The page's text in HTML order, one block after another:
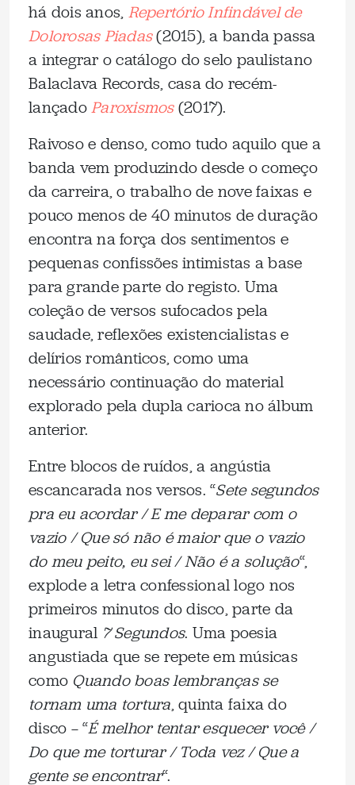
há dois anos, Repertório Infindável de
Dolorosas Piadas(2015), a banda passa
a integrar o catálogo do selo paulistano
Balaclava Records, casa do recém-
lançadoParoxismos (2017).
Raivoso e denso, como tudo aquilo que a
banda vem produzindo desde o começo
da carreira, o trabalho de nove faixas e
pouco menos de 40 minutos de duração
encontra na força dos sentimentos e
pequenas confissões intimistas a base
para grande parte do registo. Uma
coleção de versos sufocados pela
saudade, reflexões existencialistas e
delírios românticos, como uma
necessário continuação do material
explorado pela dupla carioca no álbum
anterior.
Entre blocos de ruídos, a angústia
escancarada nos versos. “Sete segundos
pra eu acordar / E me deparar com o
vazio / Que só não é maior que o vazio
do meu peito, eu sei / Não é a solução“,
explode a letra confessional logo nos
primeiros minutos do disco, parte da
inaugural 7 Segundos. Uma poesia
angustiada que se repete em músicas
como Quando boas lembranças se
tornam uma tortura, quinta faixa do
disco — “É melhor tentar esquecer você /
Do que me torturar / Toda vez / Que a
gente se encontrar“.